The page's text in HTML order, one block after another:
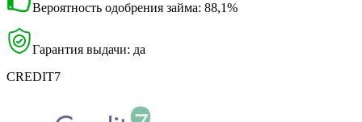
Вероятность одобрения займа: 88,1%
Гарантия выдачи: да
CREDIT7